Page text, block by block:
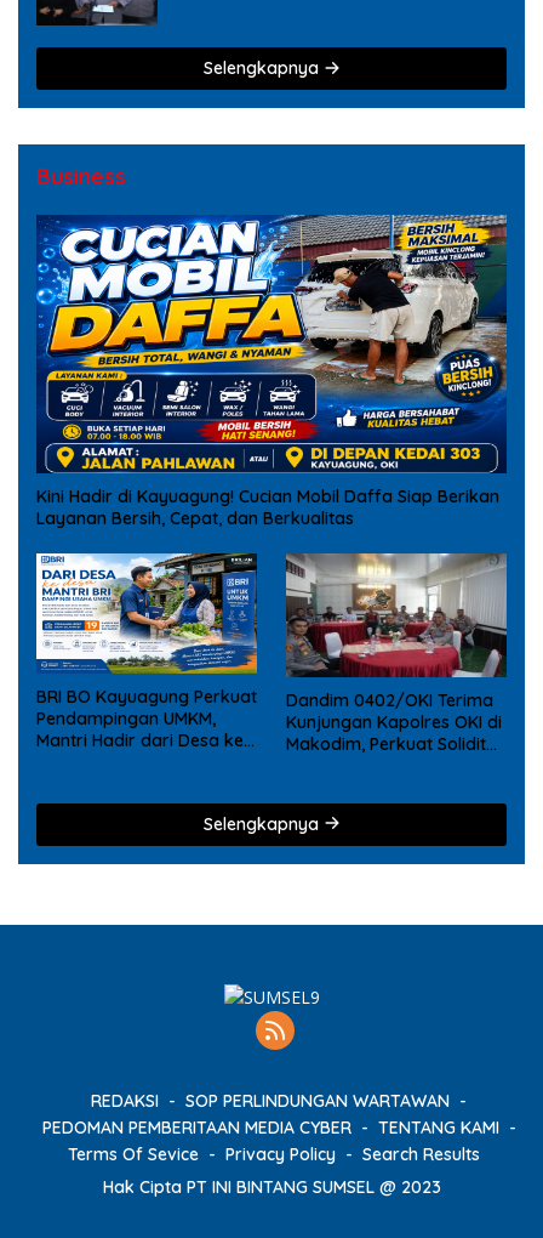
Selengkapnya
Business
Kini Hadir di Kayuagung! Cucian Mobil Daffa Siap Berikan
Layanan Bersih, Cepat, dan Berkualitas
BRI BO Kayuagung Perkuat
Pendampingan UMKM,
Mantri Hadir dari Desa ke
Dandim 0402/OKI Terima
Kunjungan Kapolres OKI di
Makodim, Perkuat Soliditas
Selengkapnya
REDAKSI
SOP PERLINDUNGAN WARTAWAN
PEDOMAN PEMBERITAAN MEDIA CYBER
TENTANG KAMI
Terms Of Sevice
Privacy Policy
Search Results
Hak Cipta PT INI BINTANG SUMSEL @ 2023